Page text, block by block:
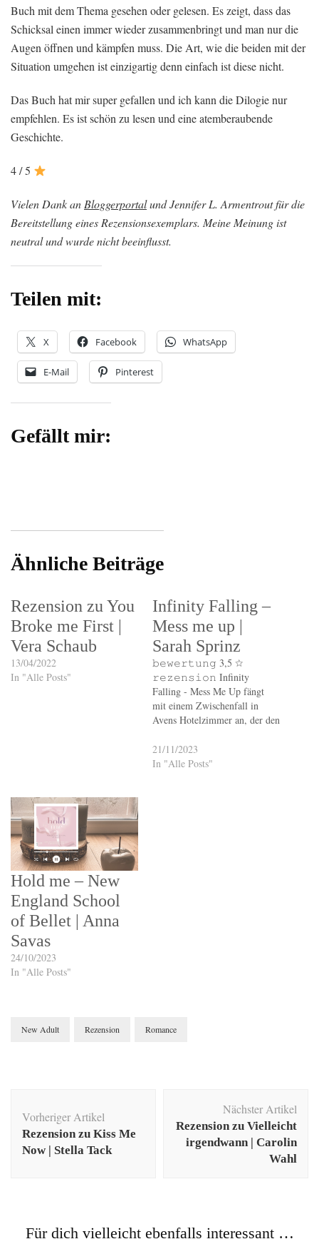
Buch mit dem Thema gesehen oder gelesen. Es zeigt, dass das
Schicksal einen immer wieder zusammenbringt und man nur die
Augen öffnen und kämpfen muss. Die Art, wie die beiden mit der
Situation umgehen ist einzigartig denn einfach ist diese nicht.
Das Buch hat mir super gefallen und ich kann die Dilogie nur
empfehlen. Es ist schön zu lesen und eine atemberaubende
Geschichte.
4 / 5
Vielen Dank anBloggerportalund Jennifer L. Armentrout für die
Bereitstellung eines Rezensionsexemplars. Meine Meinung ist
neutral und wurde nicht beeinflusst.
Teilen mit:
X Facebook WhatsApp
E-Mail Pinterest
Gefällt mir:
Ähnliche Beiträge
Rezension zu You
Broke me First |
Vera Schaub
13/04/2022
In "Alle Posts"
Infinity Falling –
Mess me up |
Sarah Sprinz
𝚋𝚎𝚠𝚎𝚛𝚝𝚞𝚗𝚐 3,5 ☆
𝚛𝚎𝚣𝚎𝚗𝚜𝚒𝚘𝚗 Infinity
Falling - Mess Me Up fängt
mit einem Zwischenfall in
Avens Hotelzimmer an, der den
nicht an Wichtigkeit verliert.
Aven bekommt eine Hauptrolle
21/11/2023
In "Alle Posts"
Hold me – New
England School
of Bellet | Anna
Savas
24/10/2023
In "Alle Posts"
New Adult Rezension Romance
Vorheriger Artikel
Rezension zu Kiss Me
Now | Stella Tack
Nächster Artikel
Rezension zu Vielleicht
irgendwann | Carolin
Wahl
Für dich vielleicht ebenfalls interessant …